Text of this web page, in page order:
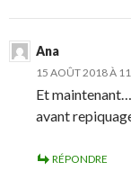
Ana
15 AOÛT 2018 À
Et maintenant…
avant
RÉPONDRE